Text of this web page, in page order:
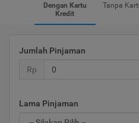
Dengan Kartu
Kredit
Tanpa
Jumlah Pinjaman
Rp
Lama Pinjaman